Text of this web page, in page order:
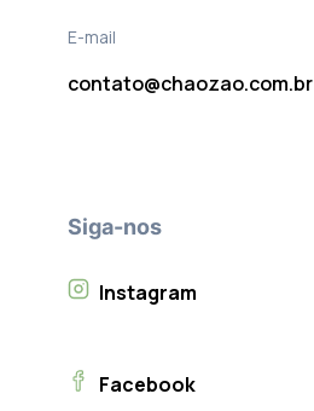
E-mail
contato@chaozao.com.br
Siga-nos
Instagram
Facebook